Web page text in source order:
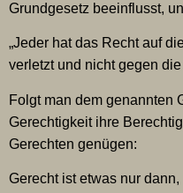
Grundgesetz beeinflusst,
„Jeder hat das Recht auf
verletzt und nicht gegen
Folgt man dem genannten
Gerechtigkeit ihre
Gerechten genügen:
Gerecht ist etwas nur dann,